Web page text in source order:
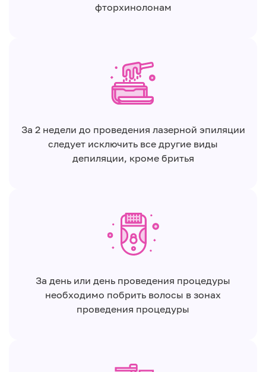
фторхинолонам
За 2 недели до проведения лазерной эпиляции
следует исключить все другие виды
депиляции, кроме бритья
За день или день проведения процедуры
необходимо побрить волосы в зонах
проведения процедуры